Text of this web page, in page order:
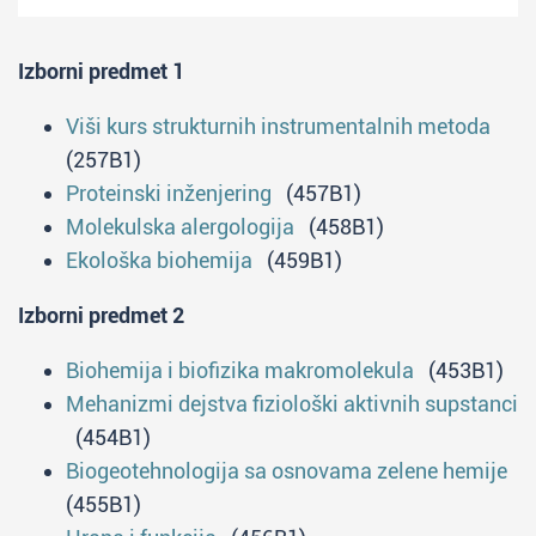
Studenti će da dopune i prodube svoje
naučnih i stručnih problema iz oblasti
biohemije primenom analitičkih i računarskih
metoda, produbiće znanja i veštine potrebne
za rad sa biološkim materijalom i
eksperimentalnim životinjama, razviće
prikazivanja literaturnih podataka, steći će
specifične eksperimentalne veštine, iskustvo u
samostalnom radu sa savremenim
instrumentima, dopuniće i produbiti svoju
laboratorijsku praksu (zaštita na radu, rad sa
Izborni predmet 1
Viši kurs strukturnih instrumentalnih metoda
(257B1)
Proteinski inženjering (457B1)
Molekulska alergologija (458B1)
Ekološka biohemija (459B1)
Izborni predmet 2
Biohemija i biofizika makromolekula (453B1)
Mehanizmi dejstva fiziološki aktivnih supstanci
(454B1)
Biogeotehnologija sa osnovama zelene hemije
(455B1)